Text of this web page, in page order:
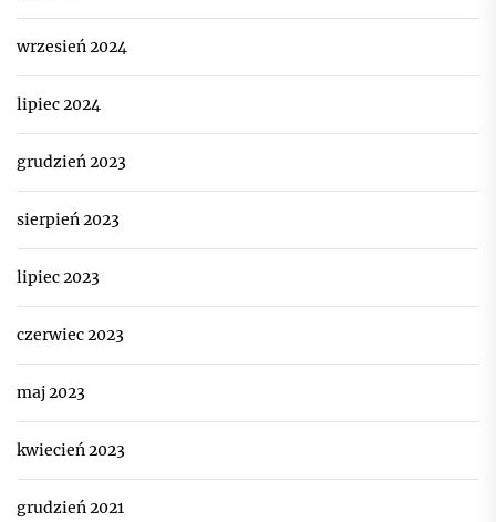
wrzesień 2024
lipiec 2024
grudzień 2023
sierpień 2023
lipiec 2023
czerwiec 2023
maj 2023
kwiecień 2023
grudzień 2021